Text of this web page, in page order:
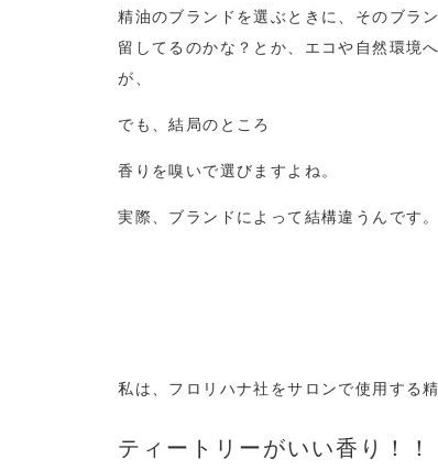
精油のブランドを選ぶときに、そのブラ
留してるのかな？とか、エコや自然環境
が、
でも、結局のところ
香りを嗅いで選びますよね。
実際、ブランドによって結構違うんです
私は、フロリハナ社をサロンで使用する
ティートリーがいい香り！！